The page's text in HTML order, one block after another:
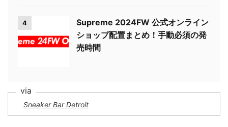
4
Supreme 2024FW 公式オンライン
ショップ配置まとめ！手動必須の発
売時間
Sneaker Bar Detroit